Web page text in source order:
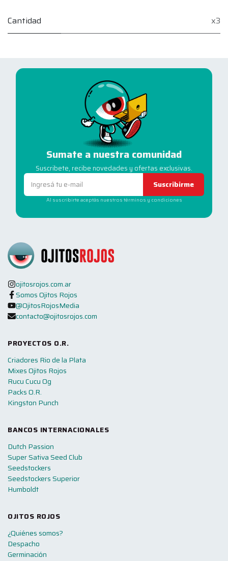
Cantidad x3
Sumate a nuestra comunidad
Suscribete, recibe novedades y ofertas exclusivas.
Suscribirme
Al suscribirte aceptás nuestros términos y condiciones
ojitosrojos.com.ar
Somos Ojitos Rojos
@OjitosRojosMedia
contacto@ojitosrojos.com
PROYECTOS O.R.
Criadores Rio de la Plata
Mixes Ojitos Rojos
Rucu Cucu Og
Packs O.R.
Kingston Punch
BANCOS INTERNACIONALES
Dutch Passion
Super Sativa Seed Club
Seedstockers
Seedstockers Superior
Humboldt
OJITOS ROJOS
¿Quiénes somos?
Despacho
Germinación